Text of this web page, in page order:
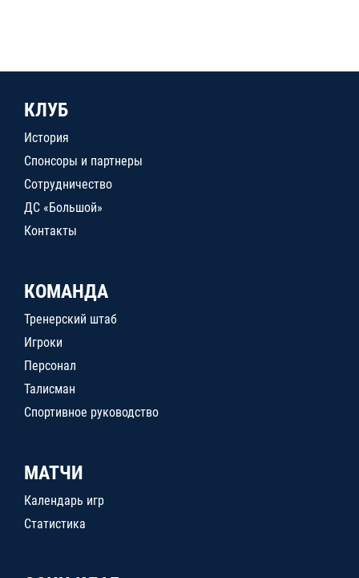
КЛУБ
История
Спонсоры и партнеры
Сотрудничество
ДС «Большой»
Контакты
КОМАНДА
Тренерский штаб
Игроки
Персонал
Талисман
Спортивное руководство
МАТЧИ
Календарь игр
Статистика